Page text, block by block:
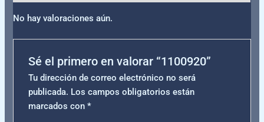
No hay valoraciones aún.
Sé el primero en valorar “1100920”
Tu dirección de correo electrónico no será
publicada. Los campos obligatorios están
marcados con *